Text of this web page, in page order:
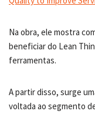
Na obra, ele mostra
beneficiar do Lean
ferramentas.
A partir disso, surge
voltada ao segmento